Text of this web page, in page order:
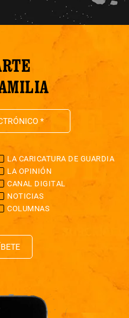
LA CARICATURA DE GUARDIA
LA OPINIÓN
CANAL DIGITAL
NOTICIAS
COLUMNAS